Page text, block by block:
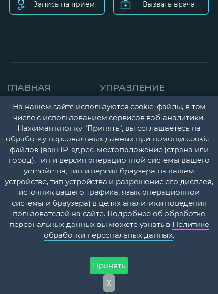
ГЛАВНАЯ
О НАС
НОВОСТИ
ДОКУМЕНТЫ
УЧЕТНАЯ
ПОЛИТИКА
КОНТАКТЫ
ВОПРОС-
ОТВЕТ
УПРАВЛЕНИЕ
ДЕТСКАЯ
ГОРОДСКАЯ
ПОЛИКЛИНИКА
ПЕРИНАТАЛЬНЫЙ
И НАРКОЛОГИЧЕСКИЙ
ДИСПАНСЕРЫ
СТАЦИОНАР
ПЛАТНЫЕ
Запись на прием Вызвать врача
ФГБУЗ МСЧ №59 ФМБА России @ 2026
На нашем сайте используются cookie-файлы, в том
числе с использованием сервисов вэб-аналитики.
Нажимая кнопку "Принять", вы соглашаетесь на
обработку персональных данных при помощи cookie-
файлов (ваш IP-адрес, местоположение (страна или
город), тип и версия операционной системы вашего
устройства, тип и версия браузера на вашем
устройстве, тип устройства и разрешение его дисплея,
источник вашего трафика, язык операционной
системы и браузера) в целях аналитики поведения
пользователей на сайте. Подробнее об обработке
персональных данных вы можете узнать в Политике
обработки персональных данных
Принять
Х